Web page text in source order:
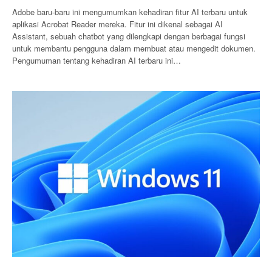
Adobe baru-baru ini mengumumkan kehadiran fitur AI terbaru untuk
aplikasi Acrobat Reader mereka. Fitur ini dikenal sebagai AI
Assistant, sebuah chatbot yang dilengkapi dengan berbagai fungsi
untuk membantu pengguna dalam membuat atau mengedit dokumen.
Pengumuman tentang kehadiran AI terbaru ini…